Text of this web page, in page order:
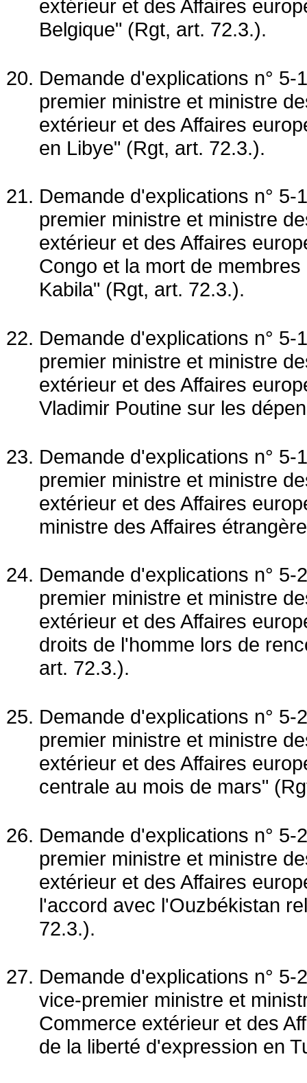
extérieur et des Affaires
Belgique" (Rgt, art. 72.3.).
Demande d'explications n°
premier ministre et ministre
extérieur et des Affaires
en Libye" (Rgt, art. 72.3.).
Demande d'explications n°
premier ministre et ministre
extérieur et des Affaires
Congo et la mort de
Kabila" (Rgt, art. 72.3.).
Demande d'explications n°
premier ministre et ministre
extérieur et des Affaires
Vladimir Poutine sur les
Demande d'explications n°
premier ministre et ministre
extérieur et des Affaires
ministre des Affaires
Demande d'explications n°
premier ministre et ministre
extérieur et des Affaires
droits de l'homme lors de
art. 72.3.).
Demande d'explications n°
premier ministre et ministre
extérieur et des Affaires
centrale au mois de mars"
Demande d'explications n°
premier ministre et ministre
extérieur et des Affaires
l'accord avec l'Ouzbékistan
72.3.).
Demande d'explications n°
vice-premier ministre et
Commerce extérieur et des
de la liberté d'expression en